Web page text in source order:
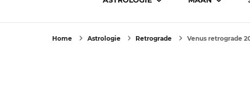
Home Astrologie Retrograde Venus retrograde